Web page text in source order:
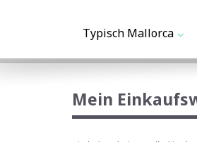
Typisch Mallorca
Mein